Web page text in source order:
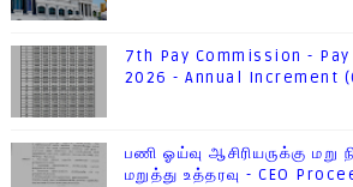
7th Pay Commission -
2026 - Annual Increment
பணி ஓய்வு ஆசிரியருக்கு மறு
மறுத்து உத்தரவு - CEO